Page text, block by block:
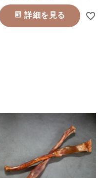
詳細を見る